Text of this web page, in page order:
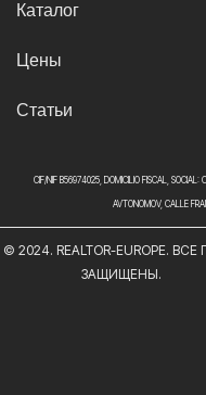
Каталог
Цены
Статьи
CIF/NIF B56974025, DOMICILIO FISCAL,
AVTONOMOV, CALLE
© 2024. REALTOR-EUROPE. ВСЕ
ЗАЩИЩЕНЫ.